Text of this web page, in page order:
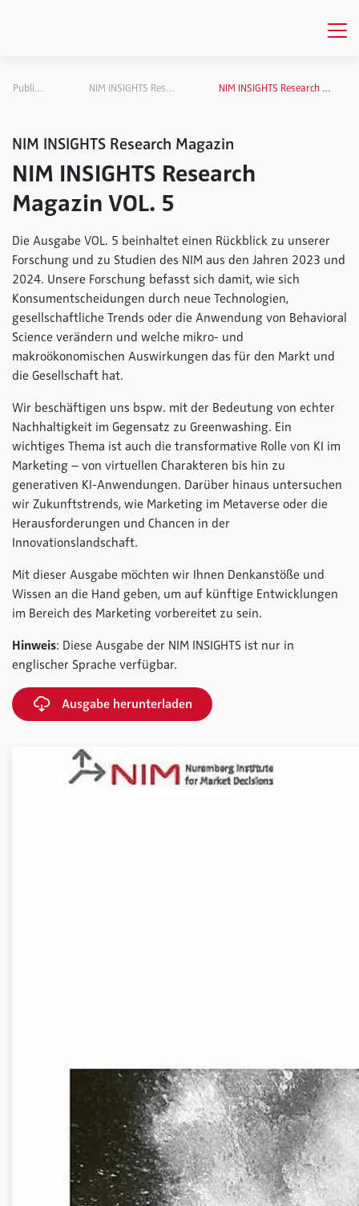
Publikationen NIM INSIGHTS Research Magazin NIM INSIGHTS Research Magazin VOL. 5
NIM INSIGHTS Research Magazin
NIM INSIGHTS Research
Magazin VOL. 5
Die Ausgabe VOL. 5 beinhaltet einen Rückblick zu unserer
Forschung und zu Studien des NIM aus den Jahren 2023 und
2024. Unsere Forschung befasst sich damit, wie sich
Konsumentscheidungen durch neue Technologien,
gesellschaftliche Trends oder die Anwendung von Behavioral
Science verändern und welche mikro- und
makroökonomischen Auswirkungen das für den Markt und
die Gesellschaft hat.
Wir beschäftigen uns bspw. mit der Bedeutung von echter
Nachhaltigkeit im Gegensatz zu Greenwashing. Ein
wichtiges Thema ist auch die transformative Rolle von KI im
Marketing – von virtuellen Charakteren bis hin zu
generativen KI-Anwendungen. Darüber hinaus untersuchen
wir Zukunftstrends, wie Marketing im Metaverse oder die
Herausforderungen und Chancen in der
Innovationslandschaft.
Mit dieser Ausgabe möchten wir Ihnen Denkanstöße und
Wissen an die Hand geben, um auf künftige Entwicklungen
im Bereich des Marketing vorbereitet zu sein.
Hinweis: Diese Ausgabe der NIM INSIGHTS ist nur in
englischer Sprache verfügbar.
Ausgabe herunterladen